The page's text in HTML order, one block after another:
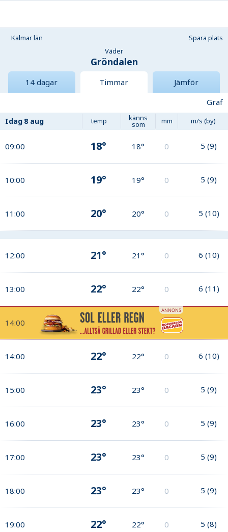
Kalmar län
Spara plats
Väder
Gröndalen
14 dagar Timmar
Jämför
Graf
Idag 8 aug temp känns
som mm m/s (by)
09:00 18° 18° 0 5 (9)
10:00 19° 19° 0 5 (9)
11:00 20° 20° 0 5 (10)
12:00 21° 21° 0 6 (10)
13:00 22° 22° 0 6 (11)
14:00
14:00 22° 22° 0 6 (10)
15:00 23° 23° 0 5 (9)
16:00 23° 23° 0 5 (9)
17:00 23° 23° 0 5 (9)
18:00 23° 23° 0 5 (9)
19:00 22° 22° 0 5 (8)